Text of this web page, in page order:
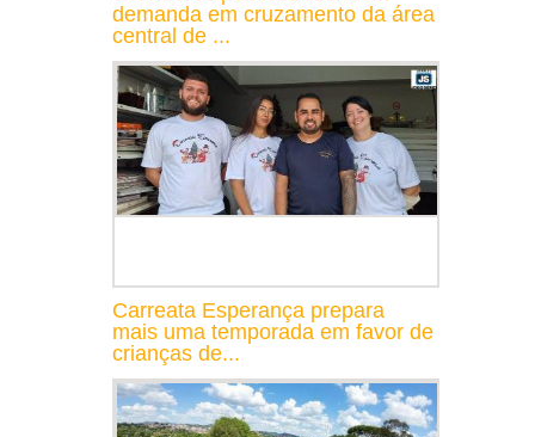
demanda em cruzamento da área
central de ...
Carreata Esperança prepara
mais uma temporada em favor de
crianças de...